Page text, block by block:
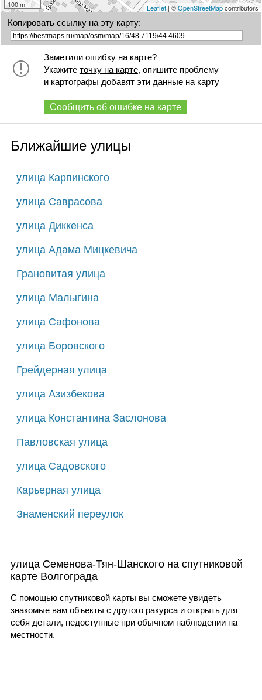
100 m Leaflet| ©OpenStreetMapcontributors
Копировать ссылку на эту карту:
Заметили ошибку на карте?
Укажите точку на карте, опишите проблему
и картографы добавят эти данные на карту
Сообщить об ошибке на карте
Ближайшие улицы
улица Карпинского
улица Саврасова
улица Диккенса
улица Адама Мицкевича
Грановитая улица
улица Малыгина
улица Сафонова
улица Боровского
Грейдерная улица
улица Азизбекова
улица Константина Заслонова
Павловская улица
улица Садовского
Карьерная улица
Знаменский переулок
улица Семенова-Тян-Шанского на спутниковой
карте Волгограда
С помощью спутниковой карты вы сможете увидеть
знакомые вам объекты с другого ракурса и открыть для
себя детали, недоступные при обычном наблюдении на
местности.